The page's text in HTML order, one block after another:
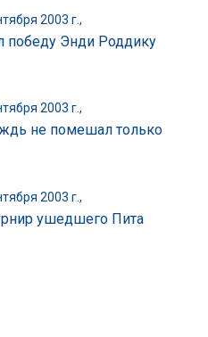
2003 г.,
победу Энди Роддику
2003 г.,
не помешал только
2003 г.,
ушедшего Пита